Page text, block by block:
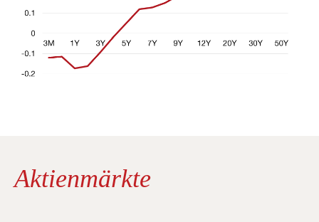
Aktienmärkte